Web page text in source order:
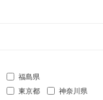
福島県
東京都
神奈川県